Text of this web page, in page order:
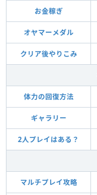
お金稼ぎ
オヤマーメダル
クリア後やりこみ
体力の回復方法
ギャラリー
2人プレイはある？
マルチプレイ攻略